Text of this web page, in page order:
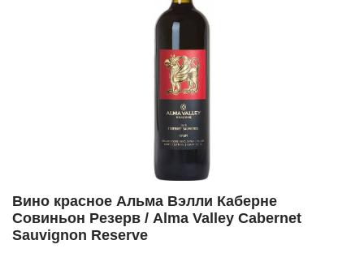
Вино красное Альма Вэлли Каберне
Совиньон Резерв / Alma Valley Cabernet
Sauvignon Reserve